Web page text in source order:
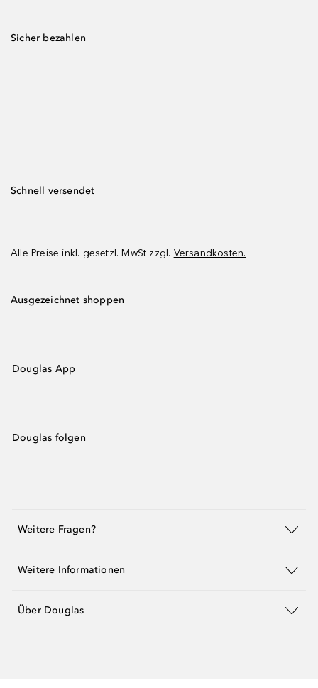
Sicher bezahlen
Schnell versendet
Alle Preise inkl. gesetzl. MwSt zzgl. Versandkosten.
Ausgezeichnet shoppen
Douglas App
Douglas folgen
Weitere Fragen?
Weitere Informationen
Über Douglas